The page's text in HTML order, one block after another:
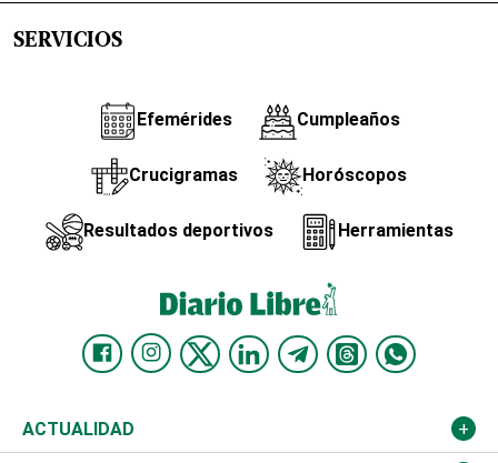
SERVICIOS
Efemérides Cumpleaños
Crucigramas Horóscopos
Resultados deportivos Herramientas
ACTUALIDAD